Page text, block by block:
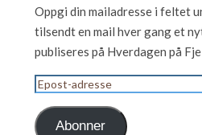
Oppgi din mailadresse i feltet
tilsendt en mail hver gang et
publiseres på Hverdagen på
Epost-
adresse
Abonner